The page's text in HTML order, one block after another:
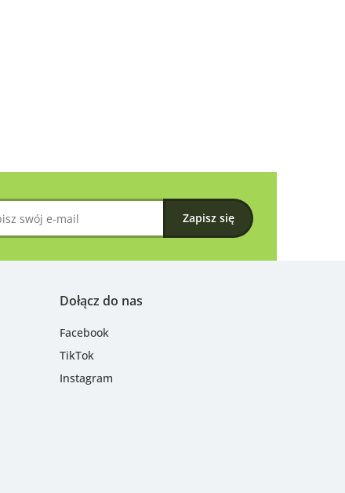
Dołącz do nas
Facebook
TikTok
Instagram